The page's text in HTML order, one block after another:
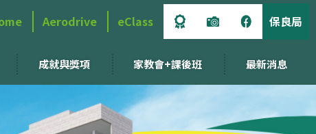
Aerodrive eClass 保良局
成就與獎項 家教會+課後班 最新消息